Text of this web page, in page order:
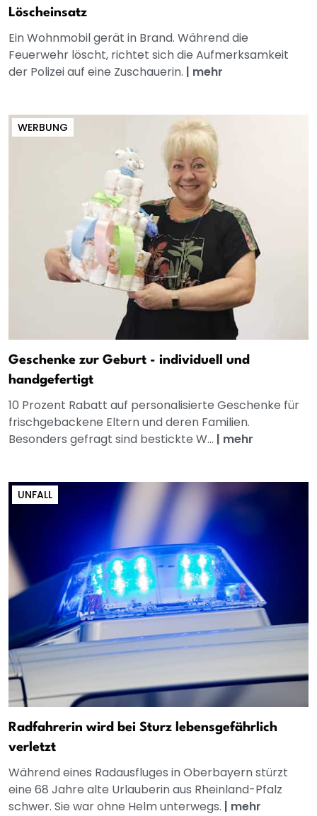
Löscheinsatz
Ein Wohnmobil gerät in Brand. Während die
Feuerwehr löscht, richtet sich die Aufmerksamkeit
der Polizei auf eine Zuschauerin. | mehr
WERBUNG
Geschenke zur Geburt - individuell und
handgefertigt
10 Prozent Rabatt auf personalisierte Geschenke für
frischgebackene Eltern und deren Familien.
Besonders gefragt sind bestickte W... | mehr
UNFALL
Radfahrerin wird bei Sturz lebensgefährlich
verletzt
Während eines Radausfluges in Oberbayern stürzt
eine 68 Jahre alte Urlauberin aus Rheinland-Pfalz
schwer. Sie war ohne Helm unterwegs. | mehr